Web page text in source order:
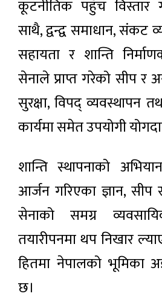
कूटनीतिक पहुँच विस्तार
साथै, द्वन्द्व समाधान, संकट
सहायता र शान्ति
सेनाले प्राप्त गरेको सीप र
सुरक्षा, विपद् व्यवस्थापन
कार्यमा समेत उपयोगी
शान्ति स्थापनाको
आर्जन गरिएका ज्ञान,
सेनाको समग्र
तयारीपनमा थप निखार
हितमा नेपालको भूमिका
छ।